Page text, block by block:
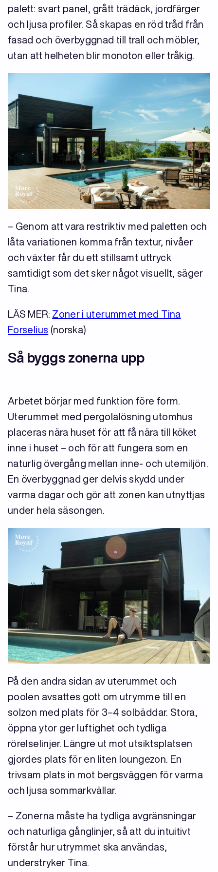
palett: svart panel, grått trädäck, jordfärger
och ljusa profiler. Så skapas en röd tråd från
fasad och överbyggnad till trall och möbler,
utan att helheten blir monoton eller tråkig.
– Genom att vara restriktiv med paletten och
låta variationen komma från textur, nivåer
och växter får du ett stillsamt uttryck
samtidigt som det sker något visuellt, säger
Tina.
LÄS MER: Zoner i uterummet med Tina
Forselius (norska)
Så byggs zonerna upp
Arbetet börjar med funktion före form.
Uterummet med pergolalösning utomhus
placeras nära huset för att få nära till köket
inne i huset – och för att fungera som en
naturlig övergång mellan inne- och utemiljön.
En överbyggnad ger delvis skydd under
varma dagar och gör att zonen kan utnyttjas
under hela säsongen.
På den andra sidan av uterummet och
poolen avsattes gott om utrymme till en
solzon med plats för 3–4 solbäddar. Stora,
öppna ytor ger luftighet och tydliga
rörelselinjer. Längre ut mot utsiktsplatsen
gjordes plats för en liten loungezon. En
trivsam plats in mot bergsväggen för varma
och ljusa sommarkvällar.
– Zonerna måste ha tydliga avgränsningar
och naturliga gånglinjer, så att du intuitivt
förstår hur utrymmet ska användas,
understryker Tina.